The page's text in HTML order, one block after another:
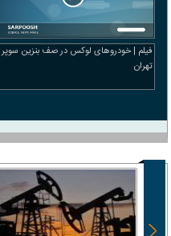
فیلم | خودرو‌های لوکس در صف بنزین سوپر
تهران